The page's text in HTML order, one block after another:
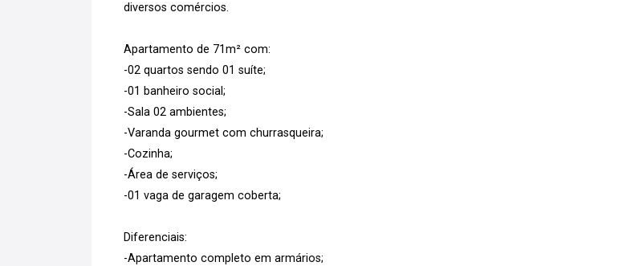
diversos comércios.
Apartamento de 71m² com:
-02 quartos sendo 01 suíte;
-01 banheiro social;
-Sala 02 ambientes;
-Varanda gourmet com churrasqueira;
-Cozinha;
-Área de serviços;
-01 vaga de garagem coberta;
Diferenciais:
-Apartamento completo em armários;